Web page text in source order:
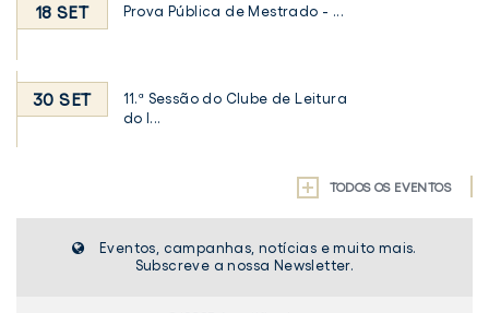
18 SET Prova Pública de Mestrado - ...
30 SET
11.ª Sessão do Clube de Leitura
do I...
TODOS OS EVENTOS
Eventos, campanhas, notícias e muito mais.
Subscreve a nossa Newsletter.